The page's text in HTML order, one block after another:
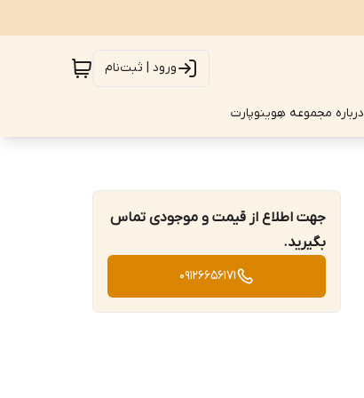
ورود | ثبت‌نام
درباره مجموعه هِوینوپارت
جهت اطلاع از قیمت و موجودی تماس
بگیرید.
09126656171